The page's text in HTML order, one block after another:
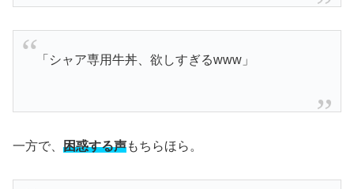
「シャア専用牛丼、欲しすぎるwww」
一方で、 困惑する声もちらほら。